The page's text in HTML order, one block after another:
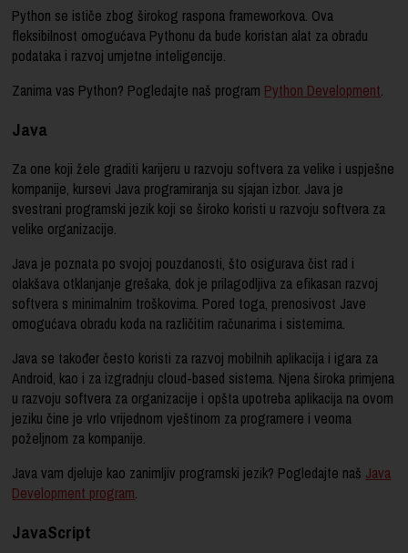
Python se ističe zbog širokog raspona frameworkova. Ova
fleksibilnost omogućava Pythonu da bude koristan alat za obradu
podataka i razvoj umjetne inteligencije.
Zanima vas Python? Pogledajte naš program Python Development.
Java
Za one koji žele graditi karijeru u razvoju softvera za velike i uspješne
kompanije, kursevi Java programiranja su sjajan izbor. Java je
svestrani programski jezik koji se široko koristi u razvoju softvera za
velike organizacije.
Java je poznata po svojoj pouzdanosti, što osigurava čist rad i
olakšava otklanjanje grešaka, dok je prilagodljiva za efikasan razvoj
softvera s minimalnim troškovima. Pored toga, prenosivost Jave
omogućava obradu koda na različitim računarima i sistemima.
Java se također često koristi za razvoj mobilnih aplikacija i igara za
Android, kao i za izgradnju cloud-based sistema. Njena široka primjena
u razvoju softvera za organizacije i opšta upotreba aplikacija na ovom
jeziku čine je vrlo vrijednom vještinom za programere i veoma
poželjnom za kompanije.
Java vam djeluje kao zanimljiv programski jezik? Pogledajte naš Java
Development program.
JavaScript